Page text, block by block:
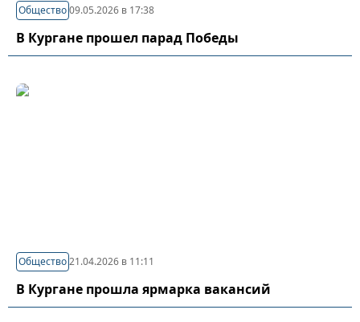
Общество09.05.2026 в 17:38
В Кургане прошел парад Победы
Общество21.04.2026 в 11:11
В Кургане прошла ярмарка вакансий